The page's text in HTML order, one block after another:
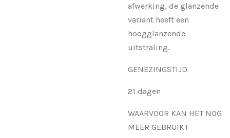
afwerking, de glanzende
variant heeft een
hoogglanzende
uitstraling.
GENEZINGSTIJD
21 dagen
WAARVOOR KAN HET NOG
MEER GEBRUIKT